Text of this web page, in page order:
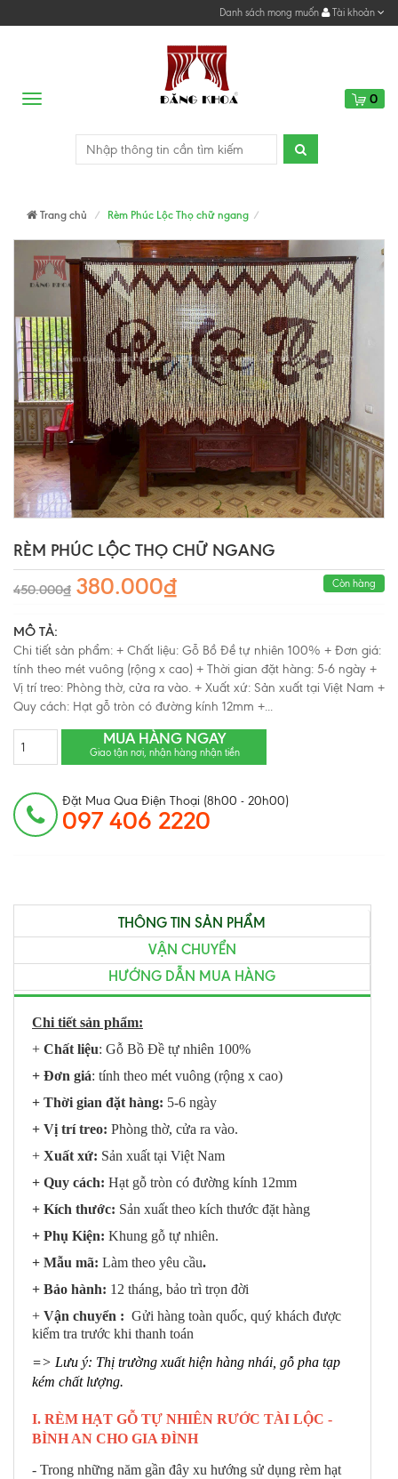
Danh sách mong muốn Tài khoản
Menu 0
Trang chủ Rèm Phúc Lộc Thọ chữ ngang
RÈM PHÚC LỘC THỌ CHỮ NGANG
450.000₫ 380.000₫ Còn hàng
MÔ TẢ:
Chi tiết sản phẩm: + Chất liệu: Gỗ Bồ Đề tự nhiên 100% + Đơn giá:
tính theo mét vuông (rộng x cao) + Thời gian đặt hàng: 5-6 ngày +
Vị trí treo: Phòng thờ, cửa ra vào. + Xuất xứ: Sản xuất tại Việt Nam +
Quy cách: Hạt gỗ tròn có đường kính 12mm +...
MUA HÀNG NGAY
Giao tận nơi, nhận hàng nhận tiền
Đặt Mua Qua Điện Thoại (8h00 - 20h00)
097 406 2220
THÔNG TIN SẢN PHẨM
VẬN CHUYỂN
HƯỚNG DẪN MUA HÀNG
Chi tiết sản phẩm:
+ Chất liệu: Gỗ Bồ Đề tự nhiên 100%
+ Đơn giá: tính theo mét vuông (rộng x cao)
+ Thời gian đặt hàng: 5-6 ngày
+ Vị trí treo: Phòng thờ, cửa ra vào.
+ Xuất xứ: Sản xuất tại Việt Nam
+ Quy cách: Hạt gỗ tròn có đường kính 12mm
+ Kích thước: Sản xuất theo kích thước đặt hàng
+ Phụ Kiện: Khung gỗ tự nhiên.
+ Mẫu mã: Làm theo yêu cầu.
+ Bảo hành: 12 tháng, bảo trì trọn đời
+ Vận chuyển : Gửi hàng toàn quốc, quý khách được
kiểm tra trước khi thanh toán
=> Lưu ý: Thị trường xuất hiện hàng nhái, gỗ pha tạp
kém chất lượng.
I. RÈM HẠT GỖ TỰ NHIÊN RƯỚC TÀI LỘC -
BÌNH AN CHO GIA ĐÌNH
- Trong những năm gần đây xu hướng sử dụng rèm hạt